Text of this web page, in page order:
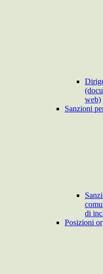
web)
Sanzioni
di
Posizioni